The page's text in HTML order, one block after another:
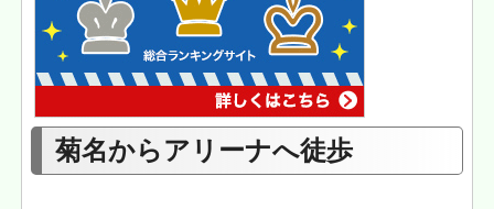
菊名からアリーナへ徒歩